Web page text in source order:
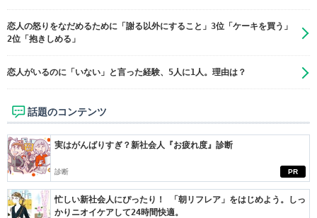
恋人の怒りをなだめるために「謝る以外にすること」3位「ケーキを買う」
2位「抱きしめる」
恋人がいるのに「いない」と言った経験、5人に1人。理由は？
話題のコンテンツ
PR
実はがんばりすぎ？新社会人『お疲れ度』診断
診断
忙しい新社会人にぴったり！ 「朝リフレア」をはじめよう。しっ
かりニオイケアして24時間快適。